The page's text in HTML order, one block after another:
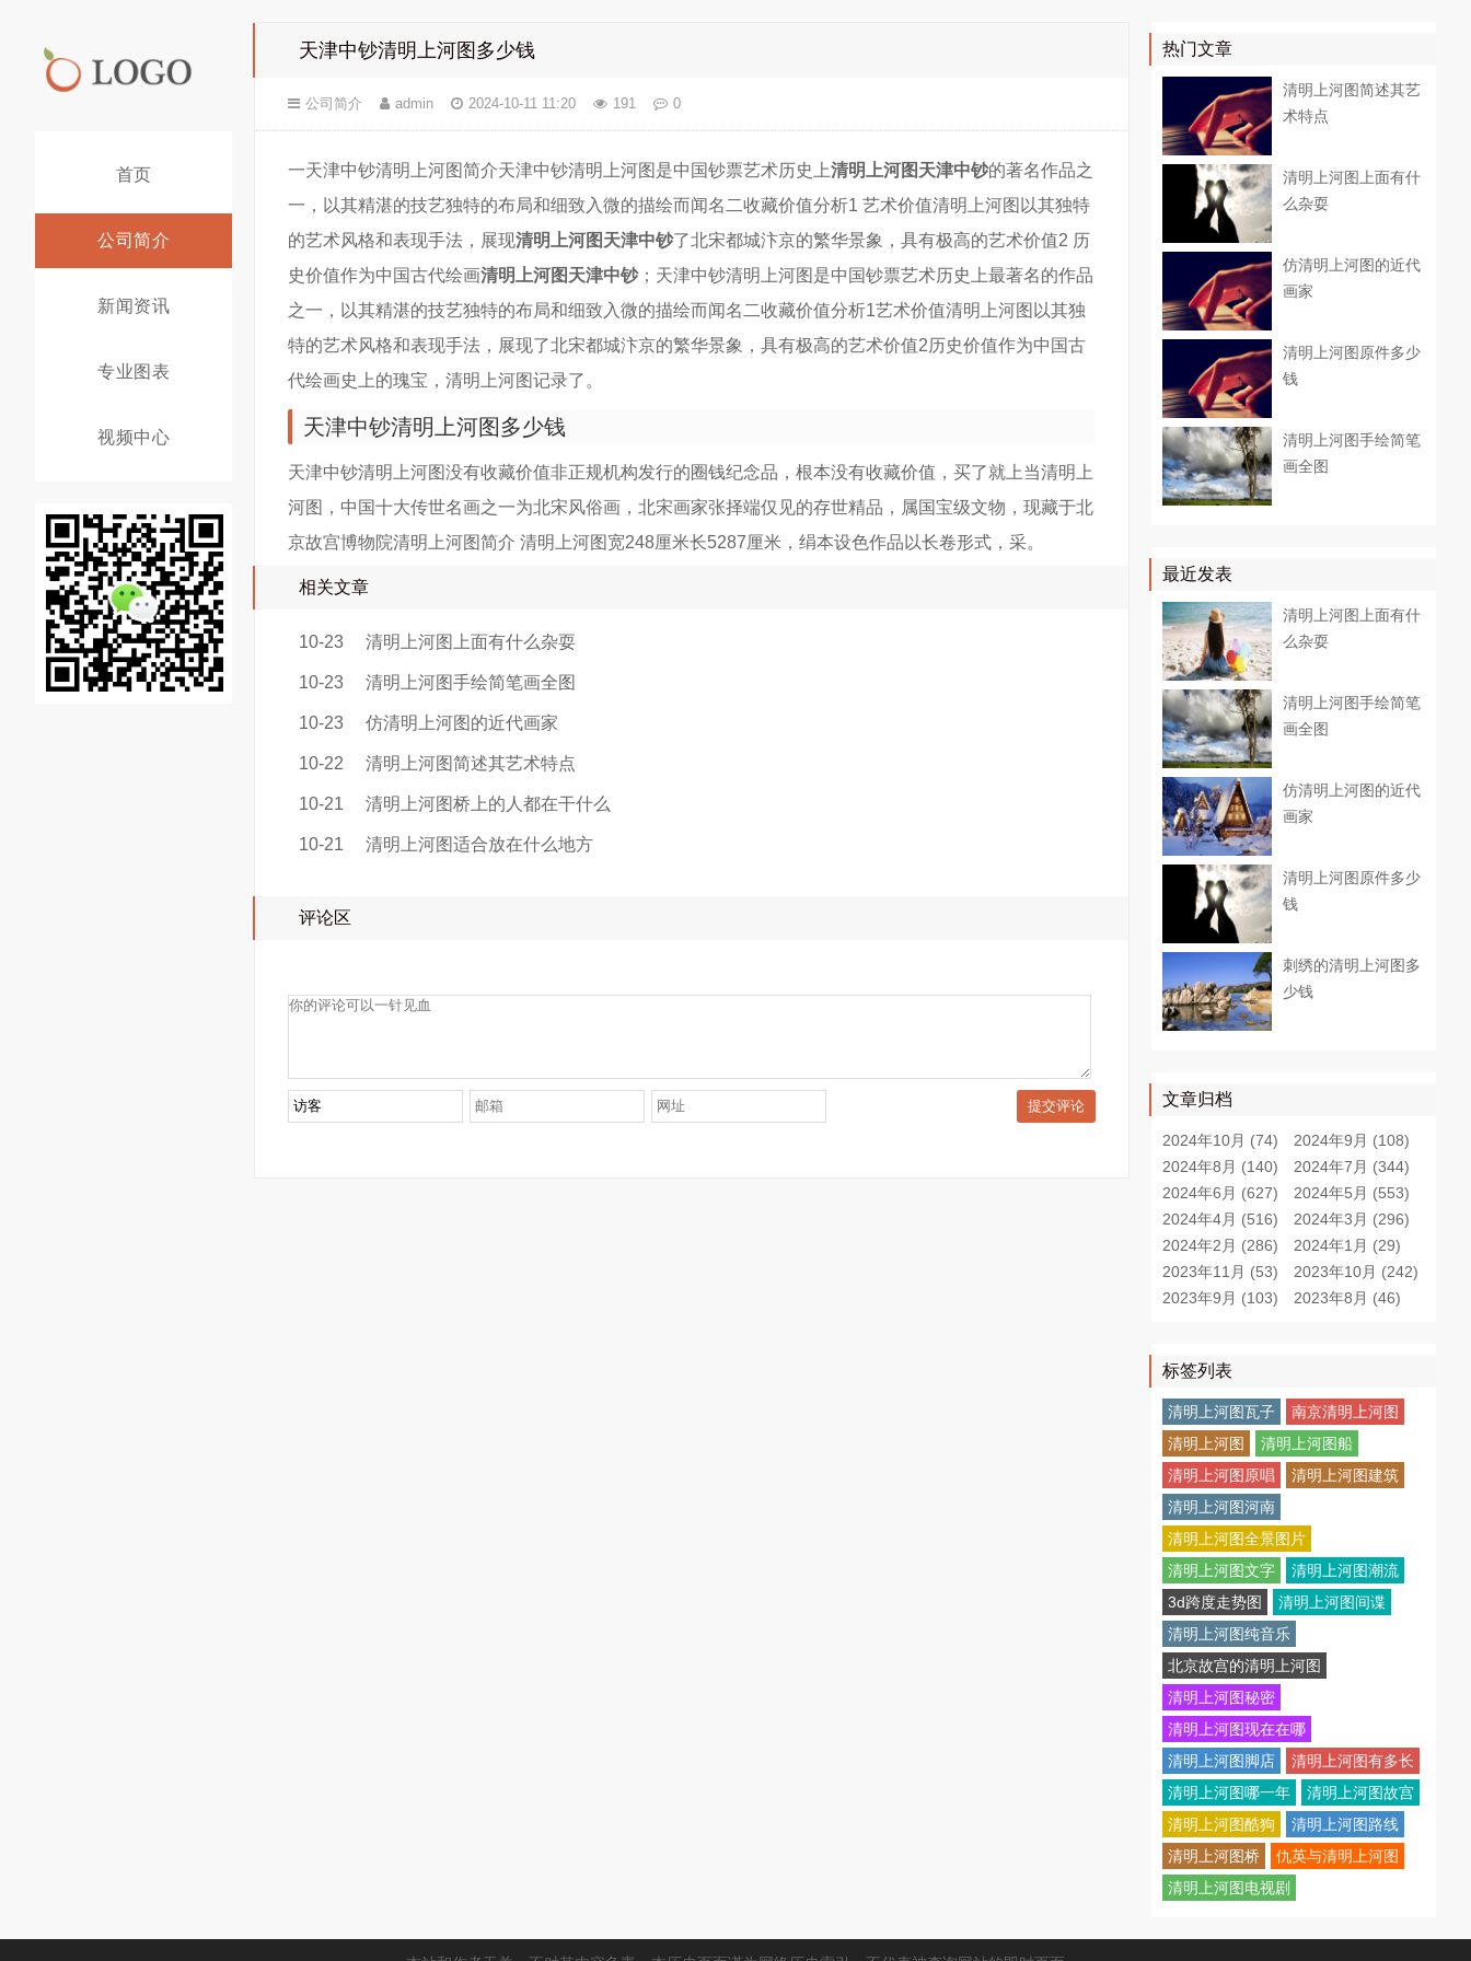
首页
公司简介
新闻资讯
专业图表
视频中心
天津中钞清明上河图多少钱
公司简介 admin 2024-10-11 11:20 191 0
一天津中钞清明上河图简介天津中钞清明上河图是中国钞票艺术历史上清明上河图天津中钞的著名作品之
一，以其精湛的技艺独特的布局和细致入微的描绘而闻名二收藏价值分析1 艺术价值清明上河图以其独特
的艺术风格和表现手法，展现清明上河图天津中钞了北宋都城汴京的繁华景象，具有极高的艺术价值2 历
史价值作为中国古代绘画清明上河图天津中钞；天津中钞清明上河图是中国钞票艺术历史上最著名的作品
之一，以其精湛的技艺独特的布局和细致入微的描绘而闻名二收藏价值分析1艺术价值清明上河图以其独
特的艺术风格和表现手法，展现了北宋都城汴京的繁华景象，具有极高的艺术价值2历史价值作为中国古
代绘画史上的瑰宝，清明上河图记录了。
天津中钞清明上河图多少钱
天津中钞清明上河图没有收藏价值非正规机构发行的圈钱纪念品，根本没有收藏价值，买了就上当清明上
河图，中国十大传世名画之一为北宋风俗画，北宋画家张择端仅见的存世精品，属国宝级文物，现藏于北
京故宫博物院清明上河图简介 清明上河图宽248厘米长5287厘米，绢本设色作品以长卷形式，采。
相关文章
10-23 清明上河图上面有什么杂耍
10-23 清明上河图手绘简笔画全图
10-23 仿清明上河图的近代画家
10-22 清明上河图简述其艺术特点
10-21 清明上河图桥上的人都在干什么
10-21 清明上河图适合放在什么地方
评论区
提交评论
热门文章
清明上河图简述其艺
术特点
清明上河图上面有什
么杂耍
仿清明上河图的近代
画家
清明上河图原件多少
钱
清明上河图手绘简笔
画全图
最近发表
清明上河图上面有什
么杂耍
清明上河图手绘简笔
画全图
仿清明上河图的近代
画家
清明上河图原件多少
钱
刺绣的清明上河图多
少钱
文章归档
2024年10月 (74)
2024年9月 (108)
2024年8月 (140)
2024年7月 (344)
2024年6月 (627)
2024年5月 (553)
2024年4月 (516)
2024年3月 (296)
2024年2月 (286)
2024年1月 (29)
2023年11月 (53)
2023年10月 (242)
2023年9月 (103)
2023年8月 (46)
标签列表
清明上河图瓦子
南京清明上河图
清明上河图
清明上河图船
清明上河图原唱
清明上河图建筑
清明上河图河南
清明上河图全景图片
清明上河图文字
清明上河图潮流
3d跨度走势图
清明上河图间谍
清明上河图纯音乐
北京故宫的清明上河图
清明上河图秘密
清明上河图现在在哪
清明上河图脚店
清明上河图有多长
清明上河图哪一年
清明上河图故宫
清明上河图酷狗
清明上河图路线
清明上河图桥
仇英与清明上河图
清明上河图电视剧